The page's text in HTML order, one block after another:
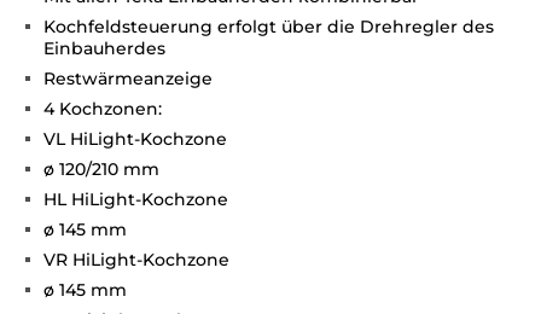
Kochfeldsteuerung erfolgt über die Drehregler des
Einbauherdes
Restwärmeanzeige
4 Kochzonen:
VL HiLight-Kochzone
ø 120/210 mm
HL HiLight-Kochzone
ø 145 mm
VR HiLight-Kochzone
ø 145 mm